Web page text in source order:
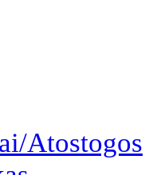
Atostogos